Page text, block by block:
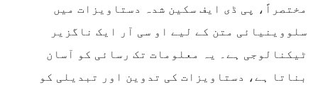
مختصراً، پی ڈی ایف سکین شدہ دستاویزات میں
سلووینیائی متن کے لیے او سی آر ایک ناگزیر
ٹیکنالوجی ہے۔ یہ معلومات تک رسائی کو آسان
بناتا ہے، دستاویزات کی تدوین اور تبدیلی کو